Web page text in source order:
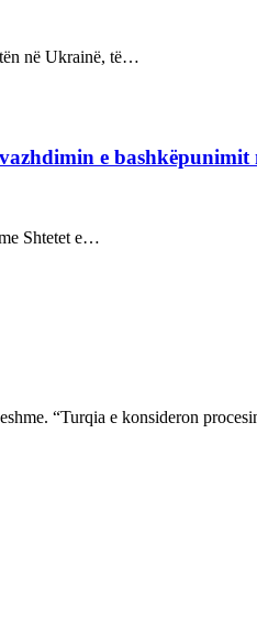
në Ukrainë, të…
e bashkëpunimit
Shtetet e…
“Turqia e konsideron